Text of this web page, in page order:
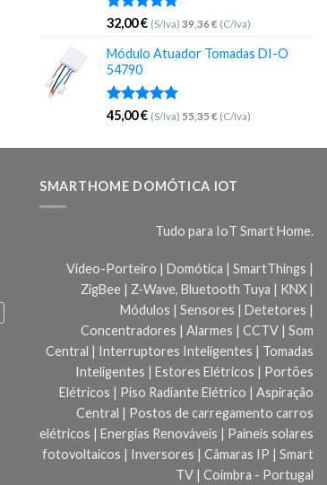
Avaliação
32,00€ (S/Iva) 39,36 € (C/Iva)
Módulo Atuador Tomadas DI-O
54790
Avaliação
45,00€ (S/Iva) 55,35 € (C/Iva)
SMARTHOME DOMÓTICA IOT
Tudo para IoT Smart Home.
Video-Porteiro | Domótica | SmartThings |
ZigBee | Z-Wave, Bluetooth Tuya | KNX |
Módulos | Sensores | Detetores |
Concentradores | Alarmes | CCTV | Som
Central | Interruptores Inteligentes | Tomadas
Inteligentes | Estores Elétricos | Portões
Elétricos | Piso Radiante Elétrico | Aspiração
Central | Postos de carregamento carros
elétricos | Energias Renováveis | Paineis solares
fotovoltaicos | Inversores | Câmaras IP | Smart
TV | Coimbra - Portugal